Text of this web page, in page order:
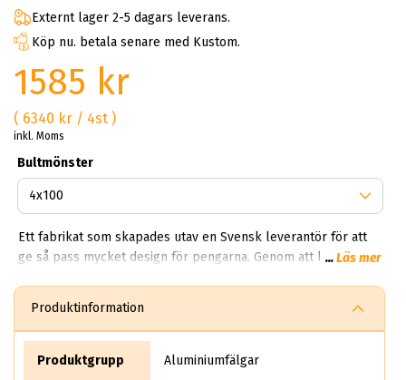
Externt lager 2-5 dagars leverans.
Köp nu. betala senare med Kustom.
1585 kr
( 6340 kr / 4st )
inkl. Moms
Bultmönster
Ett fabrikat som skapades utav en Svensk leverantör för att
ge så pass mycket design för pengarna. Genom att köpa
snygg, lättvättad och fem-sju ekrad fälg för en billig peng.
Image är lämpliga för både sommar och vinter. Just därför ska
du välja image! Förutom den enkla designen så är fälgarna
...Läs mer
Produktinformation
Produktgrupp Aluminiumfälgar